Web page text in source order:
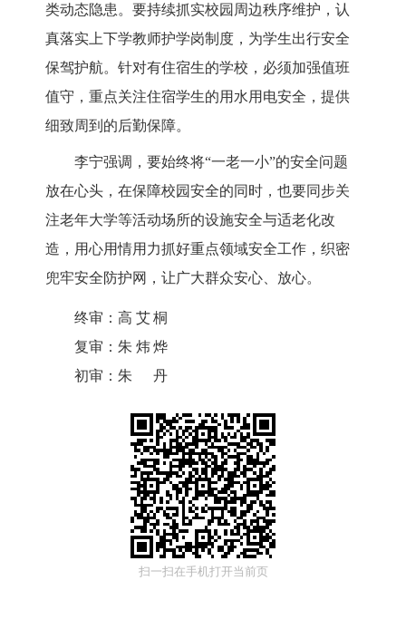
类动态隐患。要持续抓实校园周边秩序维护，认
真落实上下学教师护学岗制度，为学生出行安全
保驾护航。针对有住宿生的学校，必须加强值班
值守，重点关注住宿学生的用水用电安全，提供
细致周到的后勤保障。
李宁强调，要始终将“一老一小”的安全问题
放在心头，在保障校园安全的同时，也要同步关
注老年大学等活动场所的设施安全与适老化改
造，用心用情用力抓好重点领域安全工作，织密
兜牢安全防护网，让广大群众安心、放心。
终审： 高艾桐
复审： 朱炜烨
初审： 朱丹
扫一扫在手机打开当前页